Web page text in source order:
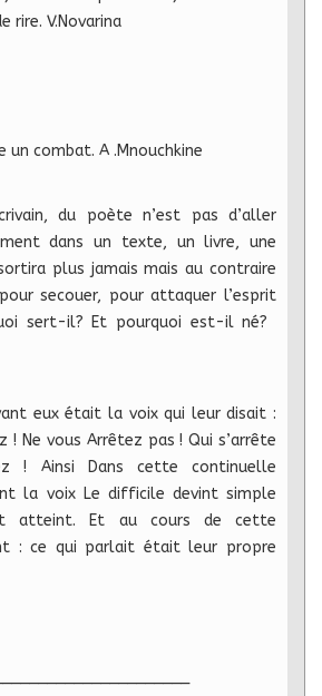
rire. V.Novarina
un combat. A​ .Mnouchkine
du poète n’est pas d’aller
dans un texte, un livre, une
plus jamais mais au contraire
secouer, pour attaquer l’esprit
sert-il? Et pourquoi est-il né?
eux était la voix qui leur disait :
! Ne vous Arrêtez pas ! Qui s’arrête
! Ainsi Dans cette continuelle
la voix Le difficile devint simple
fut atteint. Et au cours de cette
: ce qui parlait était leur propre